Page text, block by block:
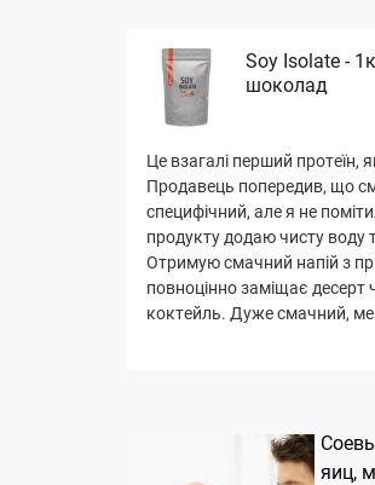
Soy Isolate -
шоколад
Це взагалі перший протеїн,
Продавець попередив, що
специфічний, але я не
продукту додаю чисту воду
Отримую смачний напій з
повноцінно заміщає десерт
коктейль. Дуже смачний,
яиц,